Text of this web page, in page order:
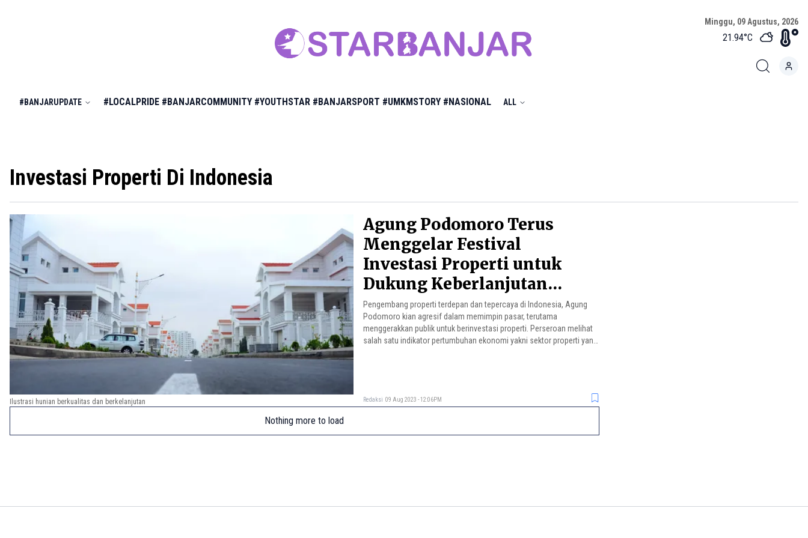
Minggu, 09 Agustus, 2026
21.94°C
#BANJARUPDATE #LOCALPRIDE #BANJARCOMMUNITY #YOUTHSTAR #BANJARSPORT #UMKMSTORY #NASIONAL ALL
Investasi Properti Di Indonesia
Agung Podomoro Terus
Menggelar Festival
Investasi Properti untuk
Dukung Keberlanjutan
Pemulihan Ekonomi
Pengembang properti terdepan dan tepercaya di Indonesia, Agung
Podomoro kian agresif dalam memimpin pasar, terutama
menggerakkan publik untuk berinvestasi properti. Perseroan melihat
salah satu indikator pertumbuhan ekonomi yakni sektor properti yang
Redaksi 09 Aug 2023 - 12:06PM
Ilustrasi hunian berkualitas dan berkelanjutan
Nothing more to load